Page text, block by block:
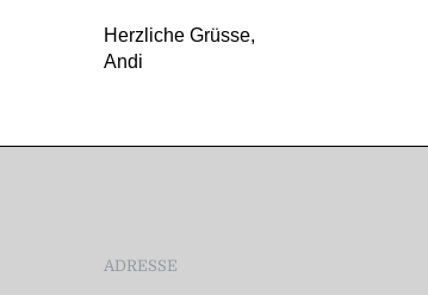
Herzliche Grüsse,
Andi
ADRESSE